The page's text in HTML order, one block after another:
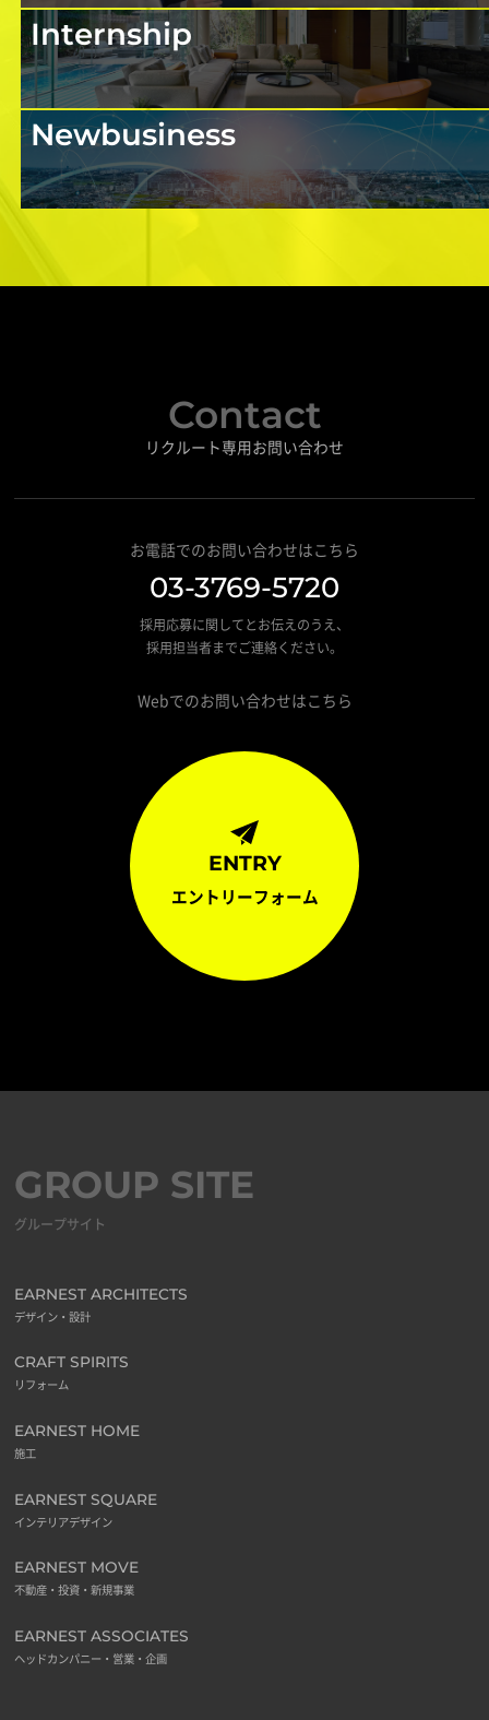
Internship
Newbusiness
Contact
リクルート専用お問い合わせ
お電話でのお問い合わせはこちら
03-3769-5720
採用応募に関してとお伝えのうえ、
採用担当者までご連絡ください。
Webでのお問い合わせはこちら
ENTRY
エントリーフォーム
GROUP SITE
グループサイト
EARNEST ARCHITECTS
デザイン・設計
CRAFT SPIRITS
リフォーム
EARNEST HOME
施工
EARNEST SQUARE
インテリアデザイン
EARNEST MOVE
不動産・投資・新規事業
EARNEST ASSOCIATES
ヘッドカンパニー・営業・企画